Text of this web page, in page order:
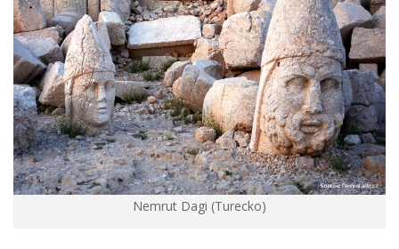
Nemrut Dagi (Turecko)